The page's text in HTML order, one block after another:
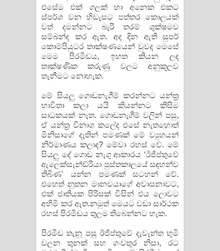
එසේම එක් ගලක් හා අනෙක එකට
ස්පර්ශ වන හිඩැසට පත්තර කොලයක්
වත් දමන්නට බැරි තරම් ශුක්ෂමව
සම්බන්ද කර ඇත. අද දින ඇති සුපර්
කොම්පියුටර තාක්ෂණයෙන් වුවද මෙසේ
මෙම පිරමීඩය, ඉහත කියන ලද
තාක්ෂණික කරුණු වලට අනුකූලව
තැනීමට නොහැක.
මේ සියලු ගොඩනැගීම් කරන්නට යන්ත්‍ර
භාවිතා කලා යයි කියන්නට කිසිම
සාධකයක් නැත. ගොඩනැගීම් වලින් පසු,
ඒ යන්ත්‍ර විනාශ කලේද එසේ නැතහොත්
මිනිසාගේ දෑතින් පමණක් මේ ව්‍යුහයන්
නිර්මාණය කලාද? මේවා රහස් වේ. මේ
සියලු දේ ගොඩ නැගු ආකාරය ‘ඊජිප්තුවේ
ඇලෙක්සැන්ඩ්රියා පුස්තකාලයේ සඳහන්ව
තිබිණ’ යන්න පමණක් සටහන් වේ.
එහෙත් නූතන මානවයාගේ අවාසනාවට,
එක් ජාතියක පිරිසක් විසින් එය ලොවට
අහිමි කර ඇත.නමුත් මෙයට වඩා සාර්ථක
රහස් පිරමීඩය තුලම තිබෙන්නට හැක.
පිරමීඩ තැනූ පසු ඊජිප්තුවේ දැවැන්ත භුමි
චලන තුනක් සහ ගංවතුර නිසා, රට